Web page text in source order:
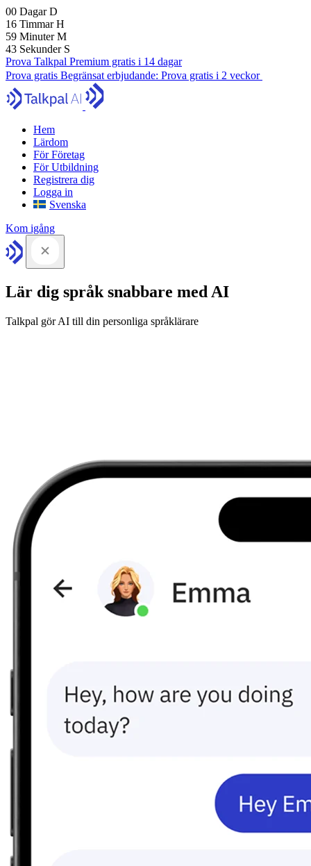
00 DagarD
16 TimmarH
59 MinuterM
41 Sekunder S
Prova Talkpal Premium gratis i 14 dagar
Prova gratis Begränsat erbjudande: Prova gratis i 2 veckor
Hem
Lärdom
För Företag
För Utbildning
Registrera dig
Logga in
Svenska
Kom igång
Lär dig språk snabbare med AI
Talkpal gör AI till din personliga språklärare